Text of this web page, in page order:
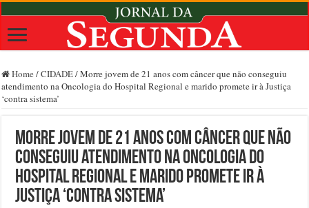
Home /CIDADE/Morre jovem de 21 anos com câncer que não conseguiu
atendimento na Oncologia do Hospital Regional e marido promete ir à Justiça
‘contra sistema’
Morre jovem de 21 anos com câncer que não
conseguiu atendimento na Oncologia do
Hospital Regional e marido promete ir à
Justiça ‘contra sistema’